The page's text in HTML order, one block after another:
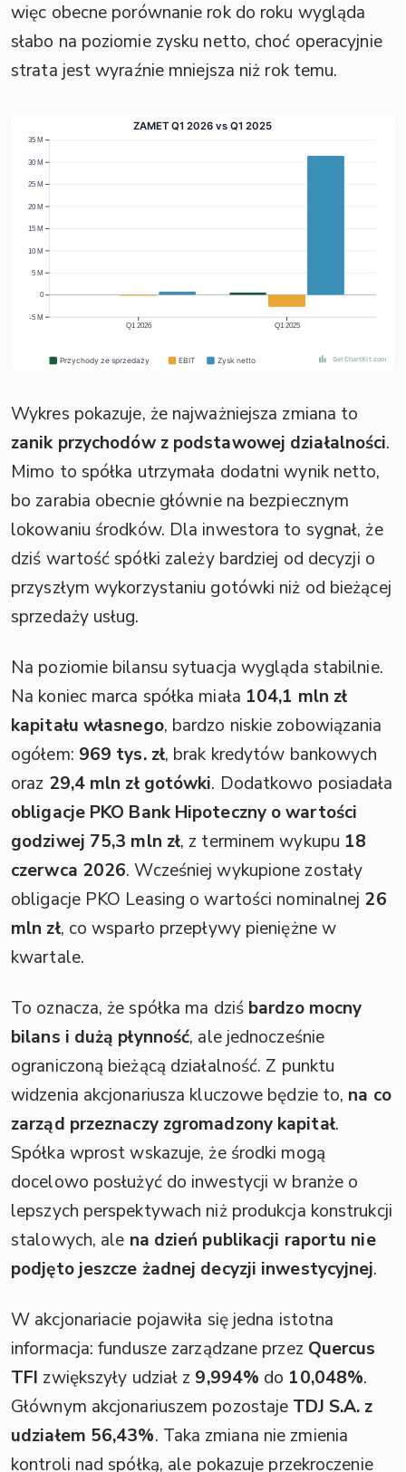
więc obecne porównanie rok do roku wygląda
słabo na poziomie zysku netto, choć operacyjnie
strata jest wyraźnie mniejsza niż rok temu.
Wykres pokazuje, że najważniejsza zmiana to
zanik przychodów z podstawowej działalności.
Mimo to spółka utrzymała dodatni wynik netto,
bo zarabia obecnie głównie na bezpiecznym
lokowaniu środków. Dla inwestora to sygnał, że
dziś wartość spółki zależy bardziej od decyzji o
przyszłym wykorzystaniu gotówki niż od bieżącej
sprzedaży usług.
Na poziomie bilansu sytuacja wygląda stabilnie.
Na koniec marca spółka miała 104,1 mln zł
kapitału własnego, bardzo niskie zobowiązania
ogółem: 969 tys. zł, brak kredytów bankowych
oraz 29,4 mln zł gotówki. Dodatkowo posiadała
obligacje PKO Bank Hipoteczny o wartości
godziwej 75,3 mln zł, z terminem wykupu 18
czerwca 2026. Wcześniej wykupione zostały
obligacje PKO Leasing o wartości nominalnej 26
mln zł, co wsparło przepływy pieniężne w
kwartale.
To oznacza, że spółka ma dziś bardzo mocny
bilans i dużą płynność, ale jednocześnie
ograniczoną bieżącą działalność. Z punktu
widzenia akcjonariusza kluczowe będzie to, na co
zarząd przeznaczy zgromadzony kapitał.
Spółka wprost wskazuje, że środki mogą
docelowo posłużyć do inwestycji w branże o
lepszych perspektywach niż produkcja konstrukcji
stalowych, ale na dzień publikacji raportu nie
podjęto jeszcze żadnej decyzji inwestycyjnej.
W akcjonariacie pojawiła się jedna istotna
informacja: fundusze zarządzane przez Quercus
TFI zwiększyły udział z 9,994% do 10,048%.
Głównym akcjonariuszem pozostaje TDJ S.A. z
udziałem 56,43%. Taka zmiana nie zmienia
kontroli nad spółką, ale pokazuje przekroczenie